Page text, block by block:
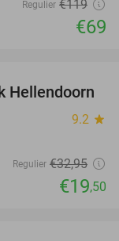
Regulier €119
€69
41%
Hellendoorn
9.2 star
Regulier €32,95
€19,50